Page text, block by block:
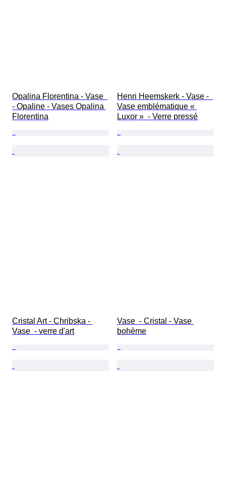
Opalina Florentina - Vase
- Opaline - Vases Opalina
Florentina
Henri Heemskerk - Vase -
Vase emblématique «
Luxor »  - Verre pressé
Cristal Art - Chribska -
Vase  - verre d'art
Vase  - Cristal - Vase
bohème